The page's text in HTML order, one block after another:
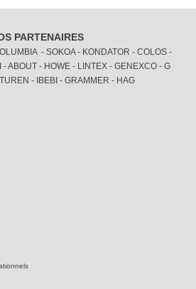
PARTENAIRES
- SOKOA - KONDATOR - COLOS -
- ABOUT - HOWE - LINTEX - GENEXCO - G
- IBEBI - GRAMMER - HAG
s